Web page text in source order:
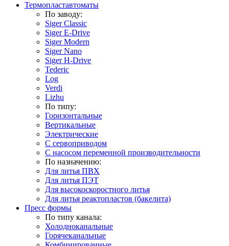
Термопластавтоматы
По заводу:
Siger Classic
Siger E-Drive
Siger Modern
Siger Nano
Siger H-Drive
Tederic
Log
Verdi
Lizhu
По типу:
Горизонтальные
Вертикальные
Электрические
С сервоприводом
С насосом переменной производительности
По назначению:
Для литья ПВХ
Для литья ПЭТ
Для высокоскоростного литья
Для литья реактопластов (бакелита)
Пресс формы
По типу канала:
Холодноканальные
Горячеканальные